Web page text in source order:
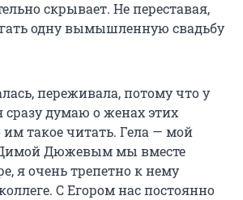
скрывает. Не переставая,
одну вымышленную свадьбу
переживала, потому что у
сразу думаю о женах этих
такое читать. Гела — мой
Димой Дюжевым мы вместе
я очень трепетно к нему
С Егором нас постоянно